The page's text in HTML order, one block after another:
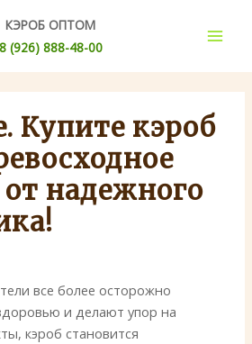
КЭРОБ ОПТОМ
8 (926) 888-48-00
Купите кэроб
от надежного
все более осторожно
и делают упор на
кэроб становится